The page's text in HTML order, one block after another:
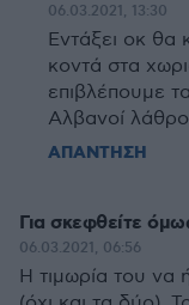
06.03.2021, 13:30
Εντάξει οκ θα
κοντά στα
επιβλέπουμε
Αλβανοί
ΑΠΑΝΤΗΣΗ
Για σκεφθείτε
06.03.2021, 06:56
Η τιμωρία του να